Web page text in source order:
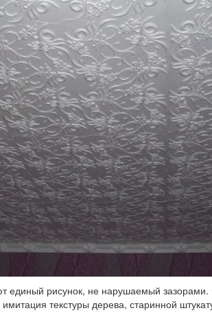
единый рисунок, не нарушаемый
текстуры дерева, старинной